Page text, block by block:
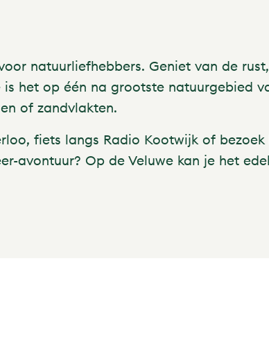
natuurliefhebbers. Geniet van de
het op één na grootste natuurgebied
of zandvlakten.
fiets langs Radio Kootwijk of
avontuur? Op de Veluwe kan je het